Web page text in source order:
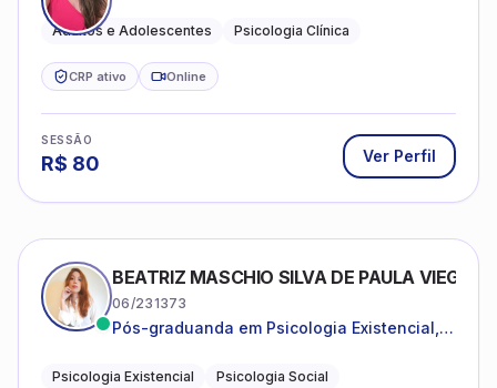
Adultos e Adolescentes Psicologia Clínica
CRP ativo Online
SESSÃO
R$ 80 Ver Perfil
BEATRIZ MASCHIO SILVA DE PAULA VIEGAS
06/231373
Pós-graduanda em Psicologia Existencial,
da Saúde.
Psicologia Existencial
Psicologia Social